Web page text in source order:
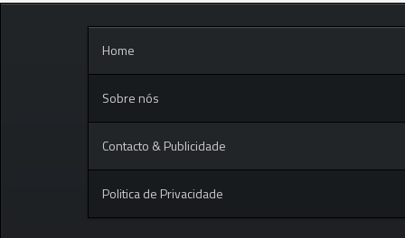
Home
Sobre nós
Contacto & Publicidade
Politica de Privacidade